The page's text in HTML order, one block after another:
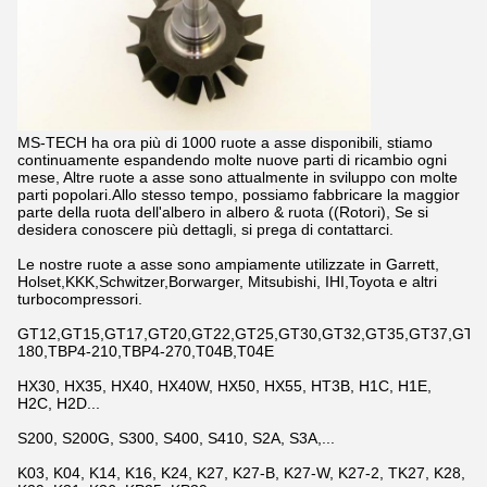
MS-TECH ha ora più di 1000 ruote a asse disponibili, stiamo
continuamente espandendo molte nuove parti di ricambio ogni
mese, Altre ruote a asse sono attualmente in sviluppo con molte
parti popolari.Allo stesso tempo, possiamo fabbricare la maggior
parte della ruota dell'albero in albero & ruota ((Rotori), Se si
desidera conoscere più dettagli, si prega di contattarci.
Le nostre ruote a asse sono ampiamente utilizzate in Garrett,
Holset,KKK,Schwitzer,Borwarger, Mitsubishi, IHI,Toyota e altri
turbocompressori.
180,TBP4-210,TBP4-270,T04B,T04E
HX30, HX35, HX40, HX40W, HX50, HX55, HT3B, H1C, H1E,
H2C, H2D...
S200, S200G, S300, S400, S410, S2A, S3A,...
K03, K04, K14, K16, K24, K27, K27-B, K27-W, K27-2, TK27, K28,